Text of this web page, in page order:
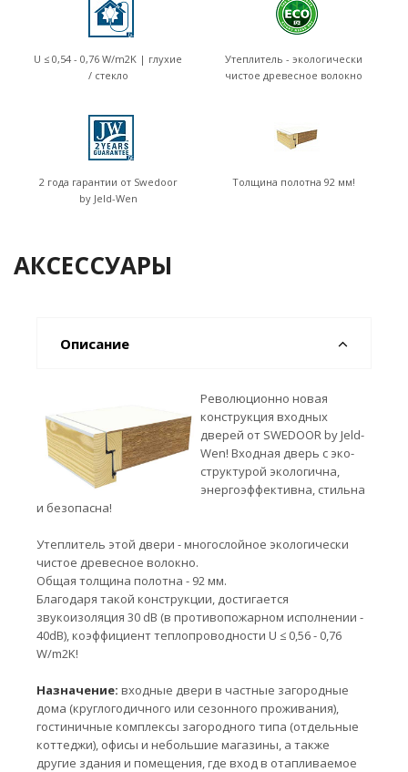
U ≤ 0,54 - 0,76 W/m2K | глухие
/ стекло
Утеплитель - экологически
чистое древесное волокно
2 года гарантии от Swedoor
by Jeld-Wen
Толщина полотна 92 мм!
АКСЕССУАРЫ
Описание
Революционно новая
конструкция входных
дверей от SWEDOOR by Jeld-
Wen! Входная дверь с эко-
структурой экологична,
энергоэффективна, стильна
и безопасна!
Утеплитель этой двери - многослойное экологически
чистое древесное волокно.
Общая толщина полотна - 92 мм.
Благодаря такой конструкции, достигается
звукоизоляция 30 dB (в противопожарном исполнении -
40dB), коэффициент теплопроводности U ≤ 0,56 - 0,76
W/m2K!
Назначение: входные двери в частные загородные
дома (круглогодичного или сезонного проживания),
гостиничные комплексы загородного типа (отдельные
коттеджи), офисы и небольшие магазины, а также
другие здания и помещения, где вход в отапливаемое